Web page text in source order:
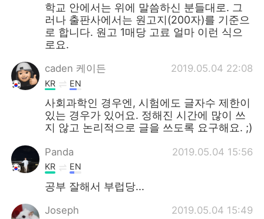
학교 안에서는 위에 말씀하신 분들대로. 그
러나 출판사에서는 원고지(200자)를 기준으
로 합니다. 원고 1매당 고료 얼마 이런 식으
로요.
caden 케이든 2019.05.04 22:08
KR EN
사회과학인 경우엔, 시험에도 글자수 제한이
있는 경우가 있어요. 정해진 시간에 많이 쓰
지 않고 논리적으로 글을 쓰도록 요구해요. ;)
Panda 2019.05.04 15:56
KR EN
공부 잘해서 부럽당...
Joseph 2019.05.04 15:49